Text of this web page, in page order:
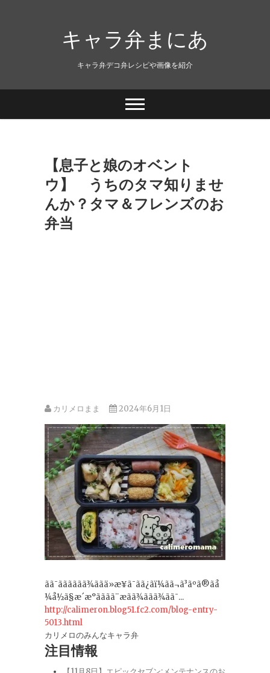
キャラ弁まにあ
キャラ弁デコ弁レシピや画像を紹介
【息子と娘のオベント
ウ】 うちのタマ知りませ
んか？タマ＆フレンズのお
弁当
カリメロまま 2024年6月1日
ãã¯ãããããã¾ããä»æ¥ã¯ãã¿ãï¼ãã¬ã³ãºã®ãå
¼å½ã§æ´æ°ãããã¨æãã¾ããã¾ãã¯...
http://calimeron.blog51.fc2.com/blog-entry-
5013.html
カリメロのみんなキャラ弁
注目情報